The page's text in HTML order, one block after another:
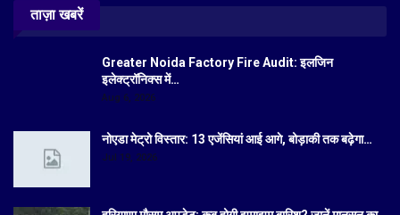
ताज़ा खबरें
Greater Noida Factory Fire Audit: इलजिन
इलेक्ट्रॉनिक्स में…
Aug 6, 2026
नोएडा मेट्रो विस्तार: 13 एजेंसियां आई आगे, बोड़ाकी तक बढ़ेगा…
Jul 19, 2026